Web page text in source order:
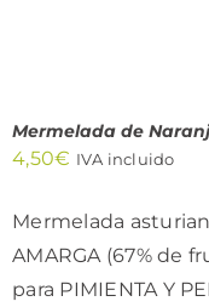
Mermelada de
4,50€ IVA incluido
Mermelada
AMARGA (67% de
para PIMIENTA Y